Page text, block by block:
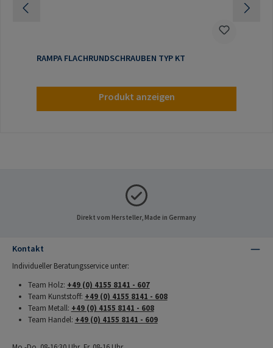
RAMPA FLACHRUNDSCHRAUBEN TYP KT
Produkt anzeigen
Direkt vom Hersteller, Made in Germany
Kontakt
Individueller Beratungsservice unter:
Team Holz: +49 (0) 4155 8141 - 607
Team Kunststoff: +49 (0) 4155 8141 - 608
Team Metall: +49 (0) 4155 8141 - 608
Team Handel: +49 (0) 4155 8141 - 609